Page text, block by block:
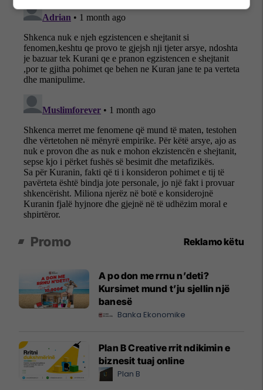
Promo Reklamo këtu
A po don me rrnu n’deti?
Kursimet mund t’ju sjellin një
banesë
Banka Ekonomike
Plan B Creative rrit ndikimin e
biznesit tuaj online
Plan B